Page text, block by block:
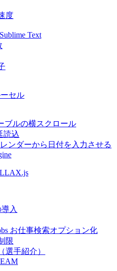
度
Text
セル
ブルの横スクロール
読込
レンダーから日付を入力させる
入
お仕事検索オプション化
限
選手紹介）